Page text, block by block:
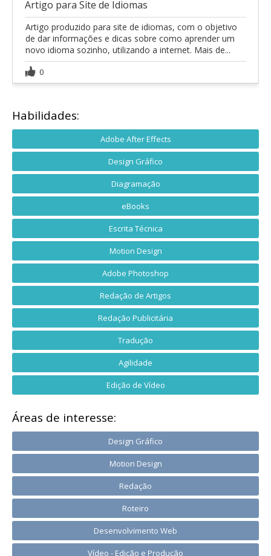
Artigo para Site de Idiomas
Artigo produzido para site de idiomas, com o objetivo
de dar informações e dicas sobre como aprender um
novo idioma sozinho, utilizando a internet. Mais de...
0
Habilidades:
Adobe After Effects
Design Gráfico
Diagramação
eBooks
Escrita Técnica
Motion Design
Adobe Photoshop
Redação de Artigos
Redação Publicitária
Tradução
Agilidade
Edição de Vídeo
Áreas de interesse:
Design Gráfico
Motion Design
Redação
Roteiro
Desenvolvimento Web
Vídeo - Edição e Produção